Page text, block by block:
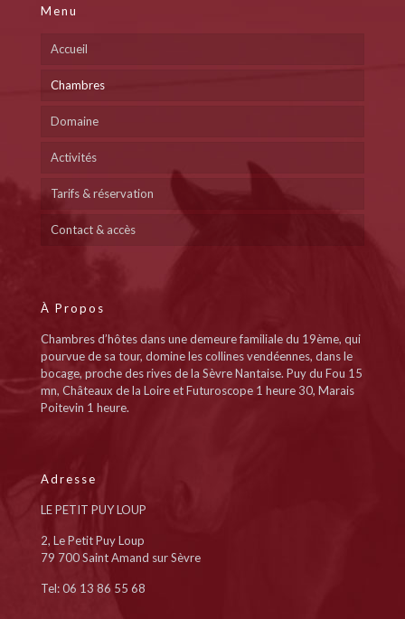
Menu
Accueil
Chambres
Domaine
Activités
Tarifs & réservation
Contact & accès
À Propos
Chambres d’hôtes dans une demeure familiale du 19ème, qui
pourvue de sa tour, domine les collines vendéennes, dans le
bocage, proche des rives de la Sèvre Nantaise. Puy du Fou 15
mn, Châteaux de la Loire et Futuroscope 1 heure 30, Marais
Poitevin 1 heure.
Adresse
LE PETIT PUY LOUP
2, Le Petit Puy Loup
79 700 Saint Amand sur Sèvre
Tel: 06 13 86 55 68